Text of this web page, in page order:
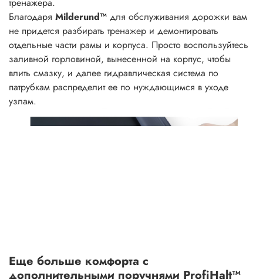
Благодаря Milderund™ для обслуживания дорожки вам
не придется разбирать тренажер и демонтировать
отдельные части рамы и корпуса. Просто воспользуйтесь
заливной горловиной, вынесенной на корпус, чтобы
влить смазку, и далее гидравлическая система по
патрубкам распределит ее по нуждающимся в уходе
узлам.
Еще больше комфорта с
дополнительными поручнями ProfiHalt™